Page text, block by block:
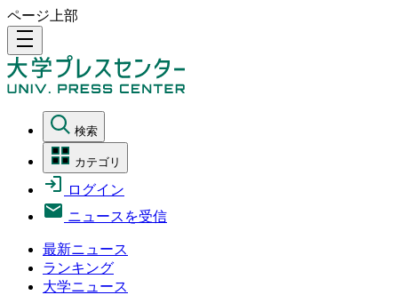
ページ上部
density_medium
検索
カテゴリ
ログイン
ニュースを受信
最新ニュース
ランキング
大学ニュース